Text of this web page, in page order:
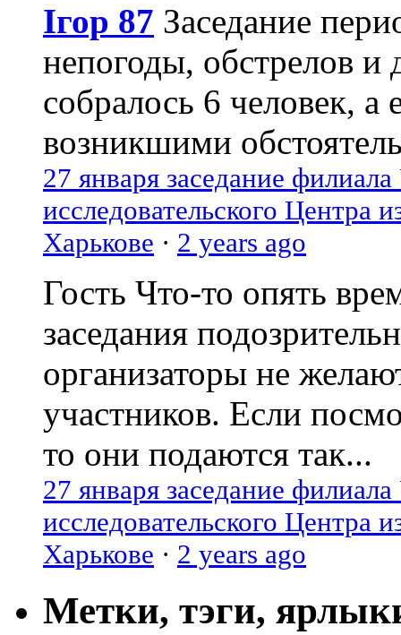
Ігор 87 Заседание
непогоды, обстрелов и
собралось 6 человек, а
возникшими
27 января заседание
исследовательского Центра
Харькове · 2 years ago
Гость Что-то опять
заседания
организаторы не
участников. Если
то они подаются так...
27 января заседание
исследовательского Центра
Харькове · 2 years ago
Метки, тэги,